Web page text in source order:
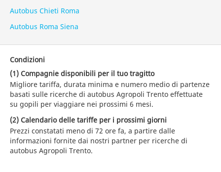
Autobus Chieti Roma
Autobus Roma Siena
Condizioni
(1) Compagnie disponibili per il tuo tragitto
Migliore tariffa, durata minima e numero medio di partenze
basati sulle ricerche di autobus Agropoli Trento effettuate
su gopili per viaggiare nei prossimi 6 mesi.
(2) Calendario delle tariffe per i prossimi giorni
Prezzi constatati meno di 72 ore fa, a partire dalle
informazioni fornite dai nostri partner per ricerche di
autobus Agropoli Trento.